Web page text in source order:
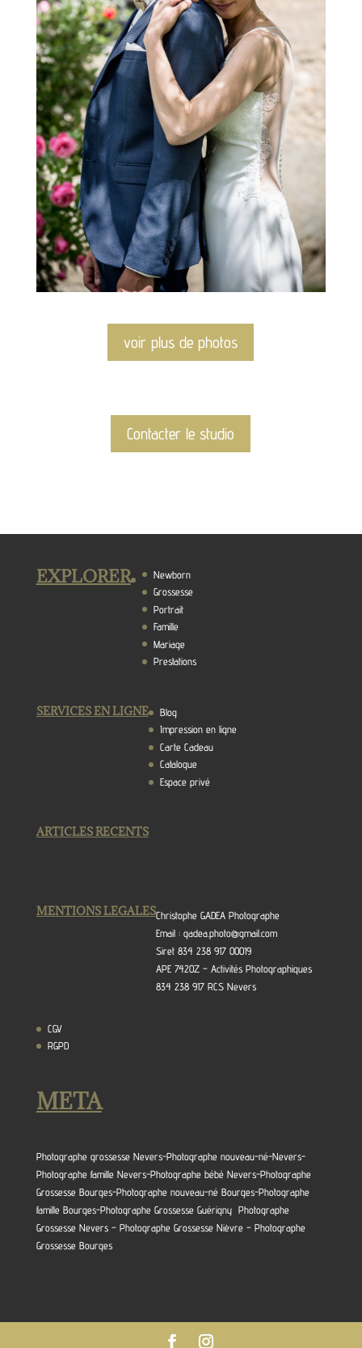
voir plus de photos
Contacter le studio
EXPLORER
Newborn
Grossesse
Portrait
Famille
Mariage
Prestations
SERVICES EN LIGNE
Blog
Impression en ligne
Carte Cadeau
Catalogue
Espace privé
ARTICLES RECENTS
MENTIONS LEGALESChristophe GADEA Photographe
Email : gadea.photo@gmail.com
Siret 834 238 917 00019
APE 7420Z – Activités Photographiques
834 238 917 RCS Nevers
CGV
RGPD
META
Photographe grossesse Nevers-Photographe nouveau-né-Nevers-
Photographe famille Nevers-Photographe bébé Nevers-Photographe
Grossesse Bourges-Photographe nouveau-né Bourges-Photographe
famille Bourges-Photographe Grossesse Guérigny Photographe
Grossesse Nevers – Photographe Grossesse Nièvre – Photographe
Grossesse Bourges